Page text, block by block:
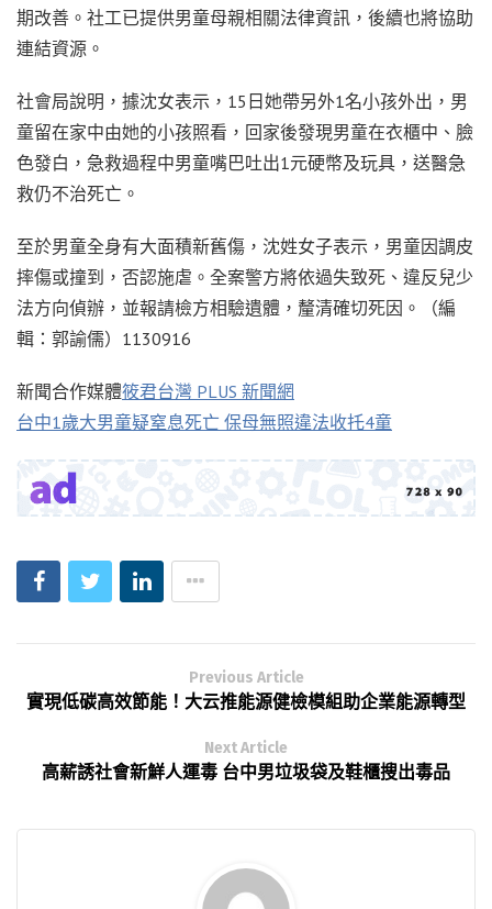
期改善。社工已提供男童母親相關法律資訊，後續也將協助
連結資源。
社會局說明，據沈女表示，15日她帶另外1名小孩外出，男
童留在家中由她的小孩照看，回家後發現男童在衣櫃中、臉
色發白，急救過程中男童嘴巴吐出1元硬幣及玩具，送醫急
救仍不治死亡。
至於男童全身有大面積新舊傷，沈姓女子表示，男童因調皮
摔傷或撞到，否認施虐。全案警方將依過失致死、違反兒少
法方向偵辦，並報請檢方相驗遺體，釐清確切死因。（編
輯：郭諭儒）1130916
新聞合作媒體筱君台灣 PLUS 新聞網
台中1歲大男童疑窒息死亡 保母無照違法收托4童
Previous Article
實現低碳高效節能！大云推能源健檢模組助企業能源轉型
Next Article
高薪誘社會新鮮人運毒 台中男垃圾袋及鞋櫃搜出毒品